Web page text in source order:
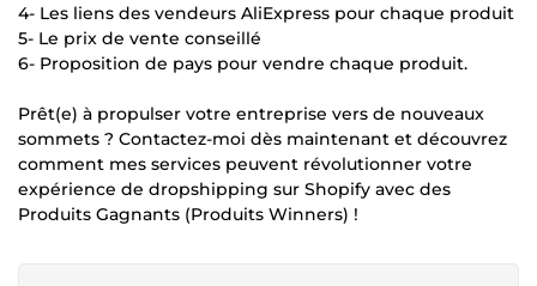
4- Les liens des vendeurs AliExpress pour chaque produit
5- Le prix de vente conseillé
6- Proposition de pays pour vendre chaque produit.
Prêt(e) à propulser votre entreprise vers de nouveaux
sommets ? Contactez-moi dès maintenant et découvrez
comment mes services peuvent révolutionner votre
expérience de dropshipping sur Shopify avec des
Produits Gagnants (Produits Winners) !